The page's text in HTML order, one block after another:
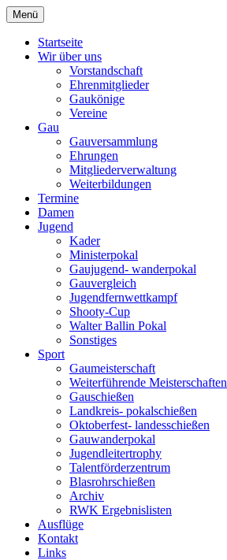
Zum
Inhalt
springen
Schützengau Simbach
Menü
Startseite
Wir über uns
Vorstandschaft
Ehrenmitglieder
Gaukönige
Vereine
Gau
Gauversammlung
Ehrungen
Mitgliederverwaltung
Weiterbildungen
Termine
Damen
Jugend
Kader
Ministerpokal
Gaujugend- wanderpokal
Gauvergleich
Jugendfernwettkampf
Shooty-Cup
Walter Ballin Pokal
Sonstiges
Sport
Gaumeisterschaft
Weiterführende Meisterschaften
Gauschießen
Landkreis- pokalschießen
Oktoberfest- landesschießen
Gauwanderpokal
Jugendleitertrophy
Talentförderzentrum
Blasrohrschießen
Archiv
RWK Ergebnislisten
Ausflüge
Kontakt
Links